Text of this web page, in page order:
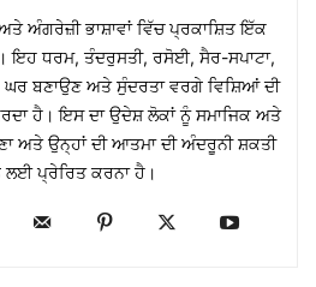
ਅਤੇ ਅੰਗਰੇਜ਼ੀ ਭਾਸ਼ਾਵਾਂ ਵਿੱਚ ਪ੍ਰਕਾਸ਼ਿਤ ਇੱਕ
ਇਹ ਧਰਮ, ਤੰਦਰੁਸਤੀ, ਰਸੋਈ, ਸੈਰ-ਸਪਾਟਾ,
ਬਣਾਉਣ ਅਤੇ ਸੁੰਦਰਤਾ ਵਰਗੇ ਵਿਸ਼ਿਆਂ ਦੀ
ਹੈ। ਇਸ ਦਾ ਉਦੇਸ਼ ਲੋਕਾਂ ਨੂੰ ਸਮਾਜਿਕ ਅਤੇ
ਅਤੇ ਉਨ੍ਹਾਂ ਦੀ ਆਤਮਾ ਦੀ ਅੰਦਰੂਨੀ ਸ਼ਕਤੀ
ਲਈ ਪ੍ਰੇਰਿਤ ਕਰਨਾ ਹੈ।